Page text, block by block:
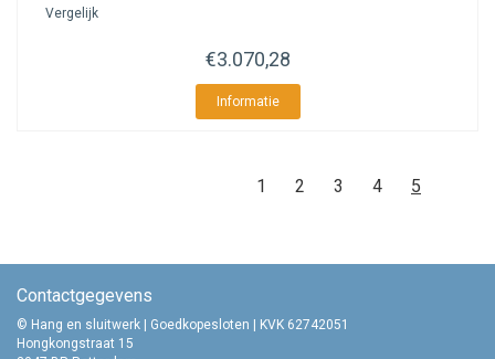
Vergelijk
€3.070,28
Informatie
1 2 3 4 5
Contactgegevens
© Hang en sluitwerk | Goedkopesloten | KVK 62742051
Hongkongstraat 15